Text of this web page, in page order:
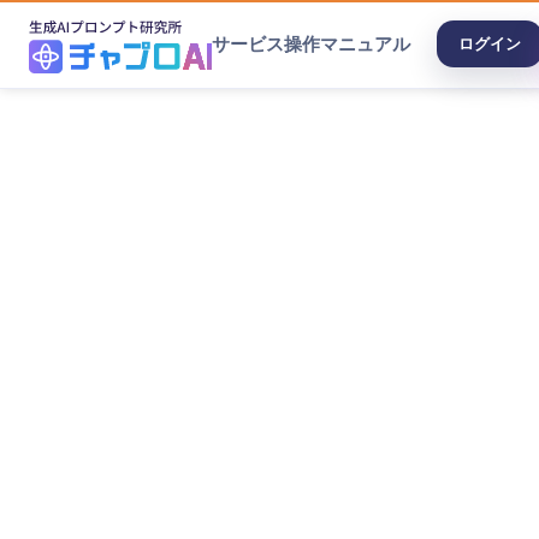
サービス操作マニュアル ログイン